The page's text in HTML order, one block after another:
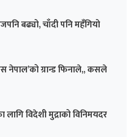
बढ्यो, चाँदी पनि महँगियो
नेपाल’को ग्रान्ड फिनाले,, कसले
विदेशी मुद्राको विनिमयदर